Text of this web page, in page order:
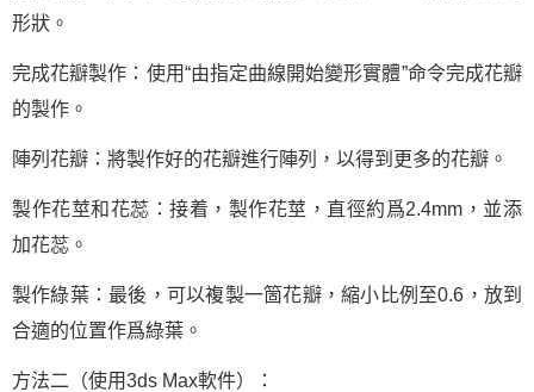
形狀。
完成花瓣製作：使用“由指定曲線開始變形實體”命令完成花瓣
的製作。
陣列花瓣：將製作好的花瓣進行陣列，以得到更多的花瓣。
製作花莖和花蕊：接着，製作花莖，直徑約爲2.4mm，並添
加花蕊。
製作綠葉：最後，可以複製一箇花瓣，縮小比例至0.6，放到
合適的位置作爲綠葉。
方法二（使用3ds Max軟件）：